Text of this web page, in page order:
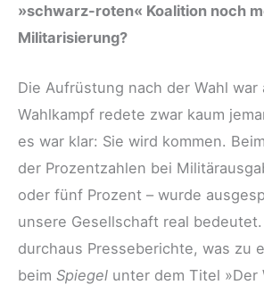
»schwarz-roten« Koalition noch
Militarisierung?
Die Aufrüstung nach der Wahl war
Wahlkampf redete zwar kaum
es war klar: Sie wird kommen.
der Prozentzahlen bei
oder fünf Prozent – wurde
unsere Gesellschaft real
durchaus Presseberichte, was zu
beim Spiegel unter dem Titel »Der